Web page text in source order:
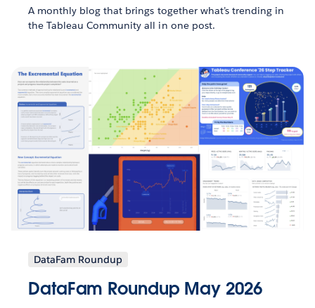
A monthly blog that brings together what’s trending in
the Tableau Community all in one post.
DataFam Roundup
DataFam Roundup May 2026